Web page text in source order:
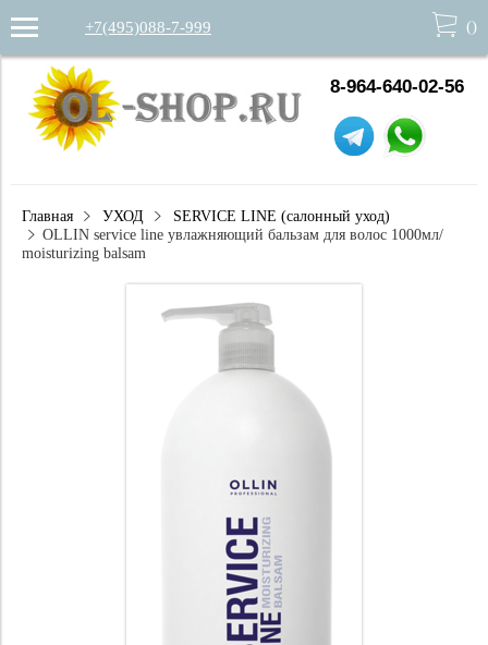
+7(495)088-7-999 ()
8-964-640-02-56
Главная УХОД
SERVICE LINE (салонный уход)
OLLIN service line увлажняющий бальзам для волос 1000мл/
moisturizing balsam